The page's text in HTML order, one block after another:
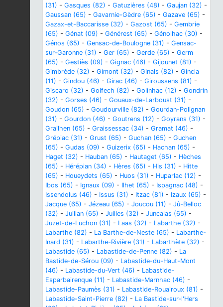
(31) - Gasques (82) - Gatuzières (48) - Gaujan (32) -
Gaussan (65) - Gavarnie-Gèdre (65) - Gazave (65) -
Gazax-et-Baccarisse (32) - Gazost (65) - Gembrie
(65) - Génat (09) - Générest (65) - Génolhac (30) -
Génos (65) - Gensac-de-Boulogne (31) - Gensac-
sur-Garonne (31) - Ger (65) - Gerde (65) - Germ
(65) - Gestiès (09) - Gignac (46) - Gijounet (81) -
Gimbrède (32) - Gimont (32) - Ginals (82) - Gincla
(11) - Gindou (46) - Girac (46) - Giroussens (81) -
Giscaro (32) - Golfech (82) - Golinhac (12) - Gondrin
(32) - Gorses (46) - Gouaux-de-Larboust (31) -
Goudon (65) - Goudourville (82) - Gourdan-Polignan
(31) - Gourdon (46) - Goutrens (12) - Goyrans (31) -
Grailhen (65) - Graissessac (34) - Gramat (46) -
Grépiac (31) - Grust (65) - Guchan (65) - Guchen
(65) - Gudas (09) - Guizerix (65) - Hachan (65) -
Haget (32) - Hauban (65) - Hautaget (65) - Hèches
(65) - Hérépian (34) - Hères (65) - His (31) - Hitte
(65) - Houeydets (65) - Huos (31) - Huparlac (12) -
Ibos (65) - Ignaux (09) - Ilhet (65) - Ispagnac (48) -
Issendolus (46) - Issus (31) - Itzac (81) - Izaux (65) -
Jacque (65) - Jézeau (65) - Joucou (11) - Jû-Belloc
(32) - Juillan (65) - Juilles (32) - Juncalas (65) -
Juzet-de-Luchon (31) - Laas (32) - Labarthe (32) -
Labarthe (82) - La Barthe-de-Neste (65) - Labarthe-
Inard (31) - Labarthe-Rivière (31) - Labarthète (32) -
Labastide (65) - Labastide-de-Penne (82) - La
Bastide-de-Sérou (09) - Labastide-du-Haut-Mont
(46) - Labastide-du-Vert (46) - Labastide-
Esparbairenque (11) - Labastide-Marnhac (46) -
Labastide-Paumès (31) - Labastide-Rouairoux (81) -
Labastide-Saint-Pierre (82) - La Bastide-sur-l'Hers